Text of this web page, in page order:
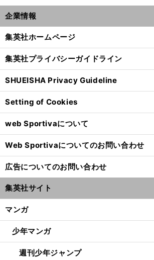
企業情報
集英社ホームページ
集英社プライバシーガイドライン
SHUEISHA Privacy Guideline
Setting of Cookies
web Sportivaについて
Web Sportivaについてのお問い合わせ
広告についてのお問い合わせ
集英社サイト
マンガ
少年マンガ
週刊少年ジャンプ